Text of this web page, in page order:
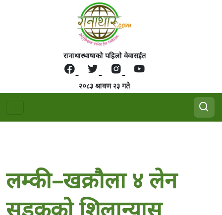
रानाथारु भाषाको पहिलो वेवासईत
२०८३ श्रावण २३ गते
लम्की–खक्रौला ४ लेन
सडकको शिलान्यास